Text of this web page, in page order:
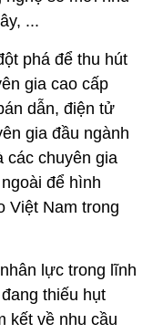
...
phá để thu hút
gia cao cấp
dẫn, điện tử
gia đầu ngành
các chuyên gia
để hình
Việt Nam trong
lực trong lĩnh
thiếu hụt
kết về nhu cầu